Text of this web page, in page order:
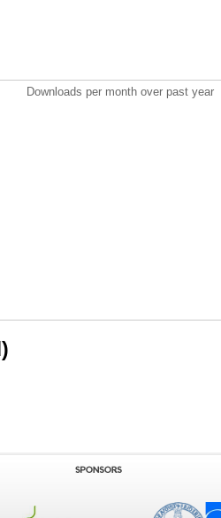
Downloads per month over past year